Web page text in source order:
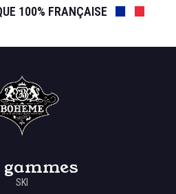
100% FRANÇAISE
gammes
SKI